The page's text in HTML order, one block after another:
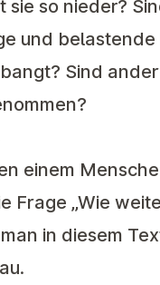
so nieder?
und
Sind
einem
Frage „Wie
in diesem